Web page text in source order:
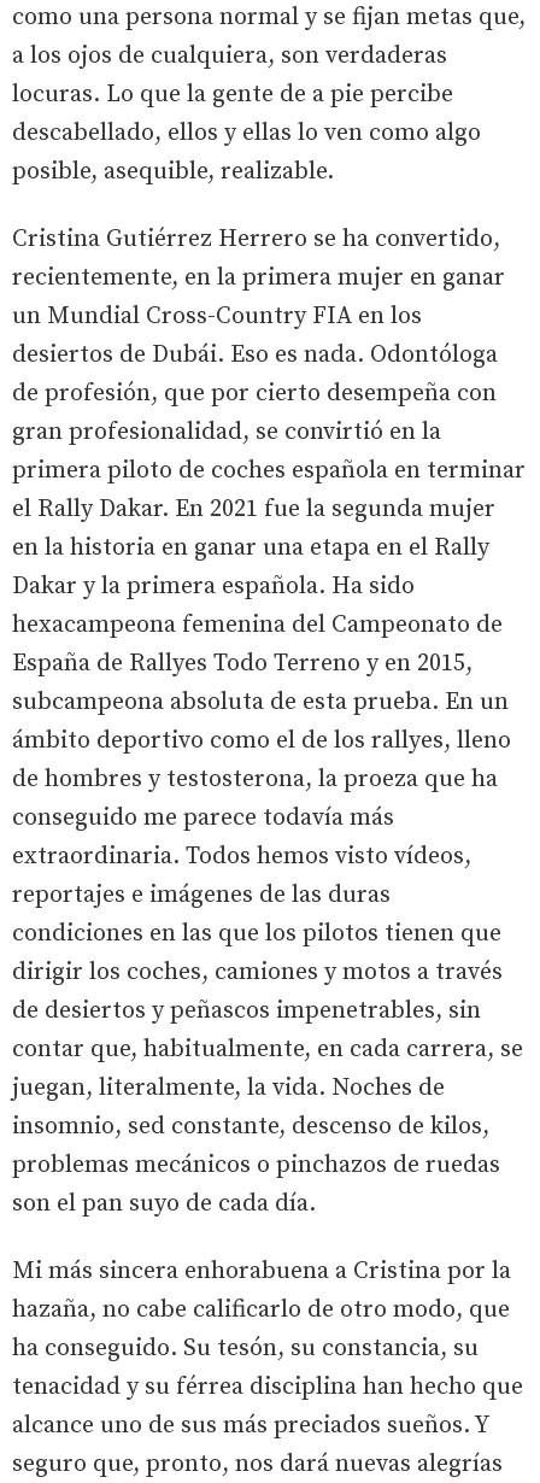
como una persona normal y se fijan metas que,
a los ojos de cualquiera, son verdaderas
locuras. Lo que la gente de a pie percibe
descabellado, ellos y ellas lo ven como algo
posible, asequible, realizable.
Cristina Gutiérrez Herrero se ha convertido,
recientemente, en la primera mujer en ganar
un Mundial Cross-Country FIA en los
desiertos de Dubái. Eso es nada. Odontóloga
de profesión, que por cierto desempeña con
gran profesionalidad, se convirtió en la
primera piloto de coches española en terminar
el Rally Dakar. En 2021 fue la segunda mujer
en la historia en ganar una etapa en el Rally
Dakar y la primera española. Ha sido
hexacampeona femenina del Campeonato de
España de Rallyes Todo Terreno y en 2015,
subcampeona absoluta de esta prueba. En un
ámbito deportivo como el de los rallyes, lleno
de hombres y testosterona, la proeza que ha
conseguido me parece todavía más
extraordinaria. Todos hemos visto vídeos,
reportajes e imágenes de las duras
condiciones en las que los pilotos tienen que
dirigir los coches, camiones y motos a través
de desiertos y peñascos impenetrables, sin
contar que, habitualmente, en cada carrera, se
juegan, literalmente, la vida. Noches de
insomnio, sed constante, descenso de kilos,
problemas mecánicos o pinchazos de ruedas
son el pan suyo de cada día.
Mi más sincera enhorabuena a Cristina por la
hazaña, no cabe calificarlo de otro modo, que
ha conseguido. Su tesón, su constancia, su
tenacidad y su férrea disciplina han hecho que
alcance uno de sus más preciados sueños. Y
seguro que, pronto, nos dará nuevas alegrías